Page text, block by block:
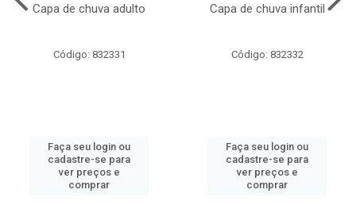
Capa de chuva adulto
Código: 832331
Faça seu login ou
cadastre-se para
ver preços e
comprar
Capa de chuva infantil
Código: 832332
Faça seu login ou
cadastre-se para
ver preços e
comprar